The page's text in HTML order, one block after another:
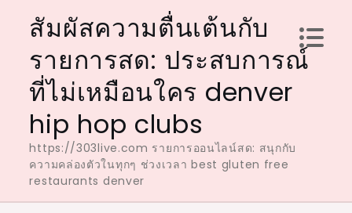
content
สัมผัสความตื่นเต้นกับ
รายการสด: ประสบการณ์
ที่ไม่เหมือนใคร denver
hip hop clubs
https://303live.com รายการออนไลน์สด: สนุกกับ
ความคล่องตัวในทุกๆ ช่วงเวลา best gluten free
restaurants denver